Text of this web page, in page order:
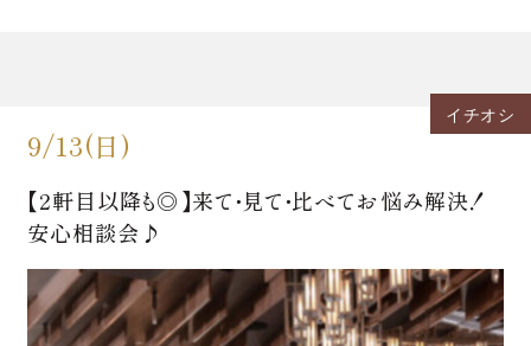
7F リアトゥーナ
6F グラシエント
サポート
料理
衣裳
ウエディングレポート
ギャラリー
ゲストの皆さまへ
少人数結婚式のご案内
ご宴会・会議でのご利用
コマーシャル撮影施設貸しのご案内
イチオシ
9/13(日)
【2軒目以降も◎】来て・見て・比べてお悩み解決！
安心相談会♪